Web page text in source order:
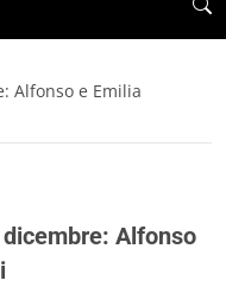
Alfonso e Emilia
Alfonso